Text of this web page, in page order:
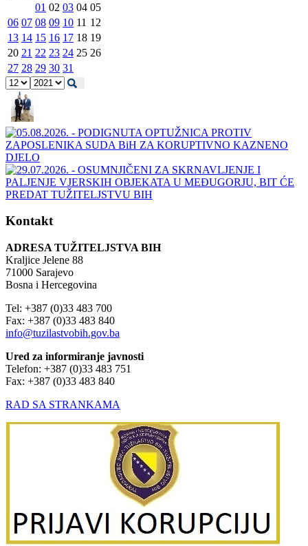
01 02 03 04 05
06 07 08 09 10 11 12
13 14 15 16 17 18 19
20 21 22 23 24 25 26
27 28 29 30 31
Kontakt
ADRESA TUŽITELJSTVA BIH
Kraljice Jelene 88
71000 Sarajevo
Bosna i Hercegovina
Tel: +387 (0)33 483 700
Fax: +387 (0)33 483 840
info@tuzilastvobih.gov.ba
Ured za informiranje javnosti
Telefon: +387 (0)33 483 751
Fax: +387 (0)33 483 840
RAD SA STRANKAMA